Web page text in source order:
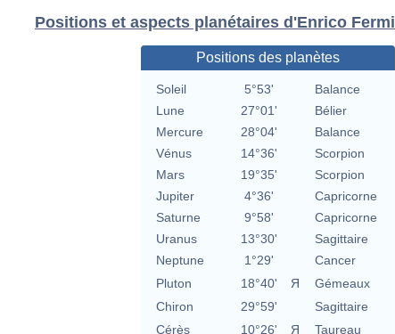
Positions et aspects planétaires d'Enrico Fermi
Positions des planètes
Soleil 5°53'
Balance
Lune
27°01'
Bélier
Mercure
28°04'
Balance
Vénus
14°36'
Scorpion
Mars
19°35'
Scorpion
Jupiter
4°36'
Capricorne
Saturne
9°58'
Capricorne
Uranus
13°30'
Sagittaire
Neptune
1°29'
Cancer
Pluton
18°40' Я
Gémeaux
Chiron
29°59'
Sagittaire
Cérès
10°26' Я Taureau